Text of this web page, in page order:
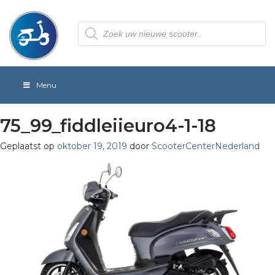
Producten
zoeken
Menu
75_99_fiddleiieuro4-1-18
Geplaatst op oktober 19, 2019 door ScooterCenterNederland